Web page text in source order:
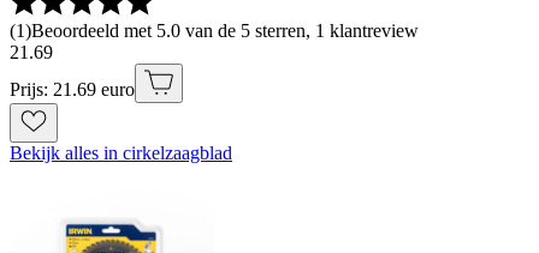
(1)Beoordeeld met 5.0 van de 5 sterren, 1 klantreview
21 .69
Prijs: 21.69 euro
Bekijk alles in cirkelzaagblad